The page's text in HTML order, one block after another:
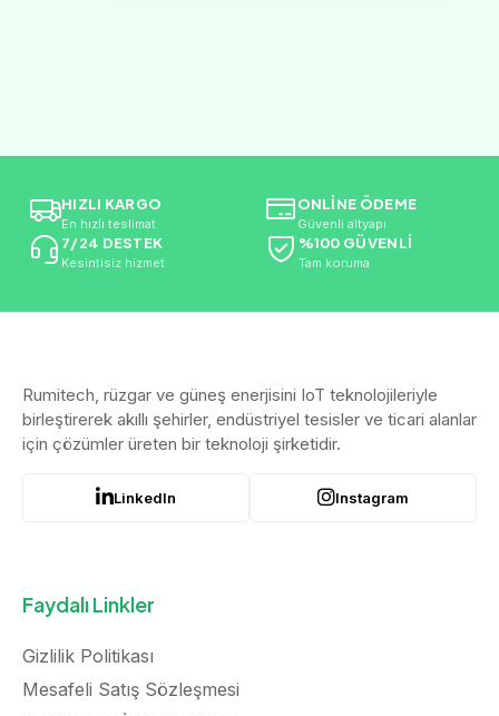
HIZLI KARGO
En hızlı teslimat
ONLİNE ÖDEME
Güvenli altyapı
7/24 DESTEK
Kesintisiz hizmet
%100 GÜVENLİ
Tam koruma
Rumitech, rüzgar ve güneş enerjisini IoT teknolojileriyle
birleştirerek akıllı şehirler, endüstriyel tesisler ve ticari alanlar
için çözümler üreten bir teknoloji şirketidir.
LinkedIn Instagram
Faydalı Linkler
Gizlilik Politikası
Mesafeli Satış Sözleşmesi